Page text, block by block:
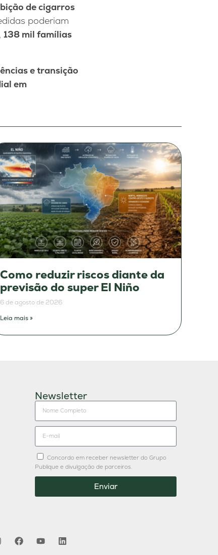
de cigarros
poderiam
, 138 mil famílias
e transição
em
Como reduzir riscos diante da
previsão do super El Niño
6 de agosto de 2026
Leia mais »
Newsletter
Concordo em receber newsletter do Grupo
Publique e divulgação de parceiros.
Enviar